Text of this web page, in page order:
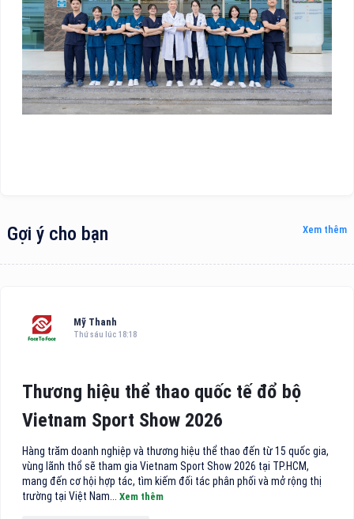
Gợi ý cho bạn Xem thêm
Mỹ Thanh
Thứ sáu lúc 18:18
Thương hiệu thể thao quốc tế đổ bộ
Vietnam Sport Show 2026
Hàng trăm doanh nghiệp và thương hiệu thể thao đến từ 15 quốc gia,
vùng lãnh thổ sẽ tham gia Vietnam Sport Show 2026 tại TP.HCM,
mang đến cơ hội hợp tác, tìm kiếm đối tác phân phối và mở rộng thị
trường tại Việt Nam... Xem thêm